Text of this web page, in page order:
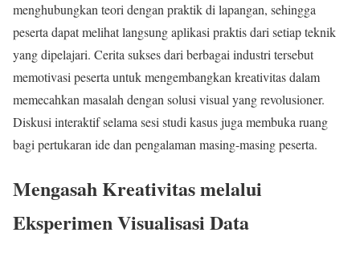
menghubungkan teori dengan praktik di lapangan, sehingga
peserta dapat melihat langsung aplikasi praktis dari setiap teknik
yang dipelajari. Cerita sukses dari berbagai industri tersebut
memotivasi peserta untuk mengembangkan kreativitas dalam
memecahkan masalah dengan solusi visual yang revolusioner.
Diskusi interaktif selama sesi studi kasus juga membuka ruang
bagi pertukaran ide dan pengalaman masing-masing peserta.
Mengasah Kreativitas melalui
Eksperimen Visualisasi Data